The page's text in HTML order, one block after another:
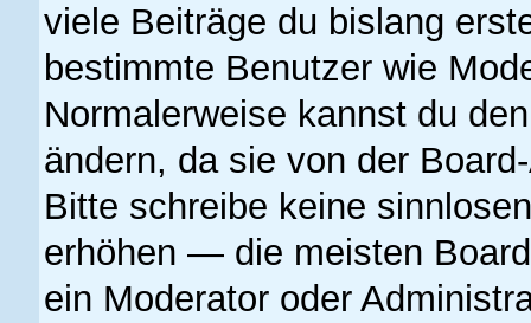
viele Beiträge du bislang
bestimmte Benutzer wie
Normalerweise kannst du
ändern, da sie von der
Bitte schreibe keine
erhöhen — die meisten
ein Moderator oder